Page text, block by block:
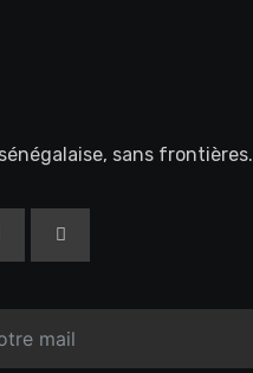
sans frontières.